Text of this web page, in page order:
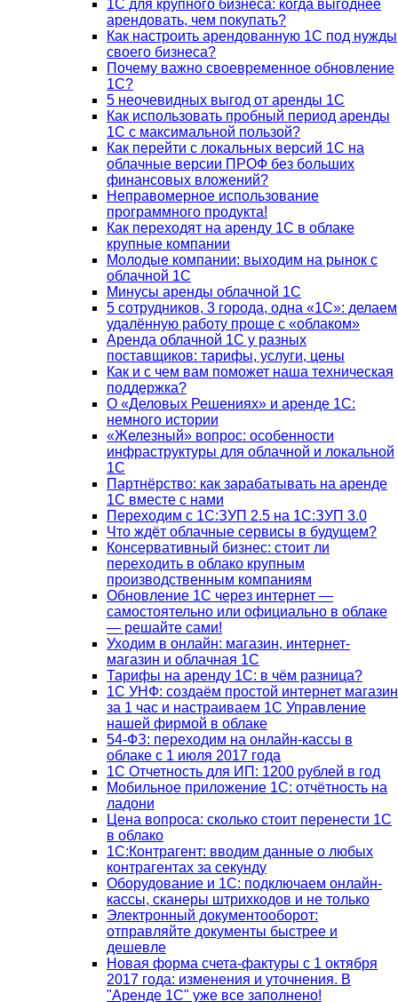
1С для крупного бизнеса: когда выгоднее
арендовать, чем покупать?
Как настроить арендованную 1С под нужды
своего бизнеса?
Почему важно своевременное обновление
1С?
5 неочевидных выгод от аренды 1С
Как использовать пробный период аренды
1С с максимальной пользой?
Как перейти с локальных версий 1С на
облачные версии ПРОФ без больших
финансовых вложений?
Неправомерное использование
программного продукта!
Как переходят на аренду 1С в облаке
крупные компании
Молодые компании: выходим на рынок с
облачной 1С
Минусы аренды облачной 1С
5 сотрудников, 3 города, одна «1С»: делаем
удалённую работу проще с «облаком»
Аренда облачной 1С у разных
поставщиков: тарифы, услуги, цены
Как и с чем вам поможет наша техническая
поддержка?
О «Деловых Решениях» и аренде 1С:
немного истории
«Железный» вопрос: особенности
инфраструктуры для облачной и локальной
1С
Партнёрство: как зарабатывать на аренде
1С вместе с нами
Переходим с 1С:ЗУП 2.5 на 1С:ЗУП 3.0
Что ждёт облачные сервисы в будущем?
Консервативный бизнес: стоит ли
переходить в облако крупным
производственным компаниям
Обновление 1С через интернет —
самостоятельно или официально в облаке
— решайте сами!
Уходим в онлайн: магазин, интернет-
магазин и облачная 1С
Тарифы на аренду 1С: в чём разница?
1С УНФ: создаём простой интернет магазин
за 1 час и настраиваем 1С Управление
нашей фирмой в облаке
54-ФЗ: переходим на онлайн-кассы в
облаке с 1 июля 2017 года
1С Отчетность для ИП: 1200 рублей в год
Мобильное приложение 1С: отчётность на
ладони
Цена вопроса: сколько стоит перенести 1С
в облако
1С:Контрагент: вводим данные о любых
контрагентах за секунду
Оборудование и 1С: подключаем онлайн-
кассы, сканеры штрихкодов и не только
Электронный документооборот:
отправляйте документы быстрее и
дешевле
Новая форма счета-фактуры с 1 октября
2017 года: изменения и уточнения. В
"Аренде 1С" уже все заполнено!